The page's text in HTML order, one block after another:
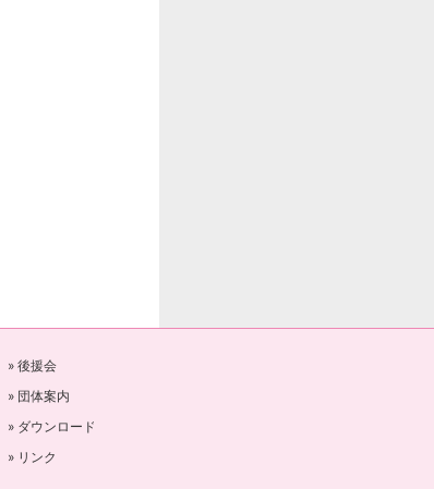
» 後援会
» 団体案内
» ダウンロード
» リンク